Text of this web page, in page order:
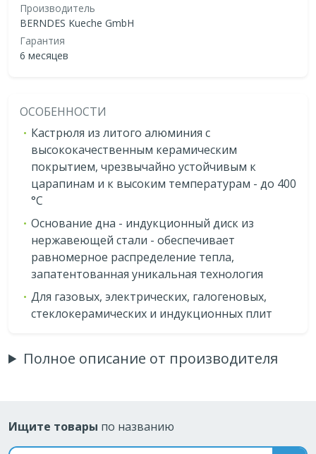
Производитель
BERNDES Kueche GmbH
Гарантия
6 месяцев
ОСОБЕННОСТИ
Кастрюля из литого алюминия с
высококачественным керамическим
покрытием, чрезвычайно устойчивым к
царапинам и к высоким температурам - до 400
°C
Основание дна - индукционный диск из
нержавеющей стали - обеспечивает
равномерное распределение тепла,
запатентованная уникальная технология
Для газовых, электрических, галогеновых,
стеклокерамических и индукционных плит
Полное описание от производителя
Ищите товары по названию